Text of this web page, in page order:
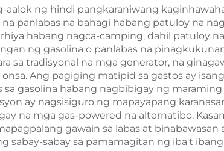
UPS
ng hindi pangkaraniwang
panlabas na bahagi habang patuloy na
habang nagca-camping, dahil patuloy
ng gasolina o panlabas na
sa tradisyonal na mga generator, na
Ang pagiging matipid sa gastos ay
gasolina habang nagbibigay ng
ay nagsisiguro ng mapayapang
na mga gas-powered na alternatibo.
gawain sa labas at
sabay-sabay sa pamamagitan ng iba't